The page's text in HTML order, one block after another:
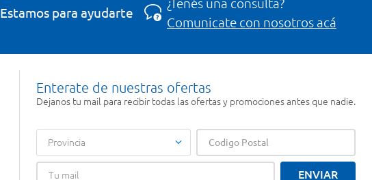
Estamos para ayudarte
¿Tenés una consulta?
Comunicate con nosotros acá
Enterate de nuestras ofertas
Dejanos tu mail para recibir todas las ofertas y promociones antes que nadie.
Provincia
ENVIAR